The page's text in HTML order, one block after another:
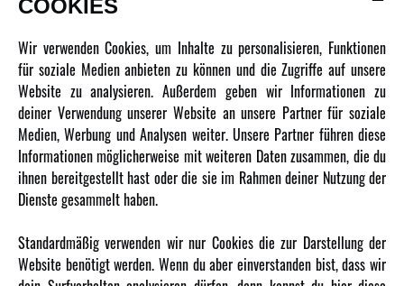
Newsletter
Über uns
Karriere
Amewi Kataloge
MEHR VON AMEWI
Amewi Construction - Nutzfahrzeuge
COOKIES
Wir verwenden Cookies, um Inhalte zu personalisieren, Funktionen
für soziale Medien anbieten zu können und die Zugriffe auf unsere
Website zu analysieren. Außerdem geben wir Informationen zu
deiner Verwendung unserer Website an unsere Partner für soziale
Medien, Werbung und Analysen weiter. Unsere Partner führen diese
Informationen möglicherweise mit weiteren Daten zusammen, die du
ihnen bereitgestellt hast oder die sie im Rahmen deiner Nutzung der
Dienste gesammelt haben.
Standardmäßig verwenden wir nur Cookies die zur Darstellung der
Website benötigt werden. Wenn du aber einverstanden bist, dass wir